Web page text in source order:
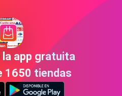
app gratuita
1650 tiendas